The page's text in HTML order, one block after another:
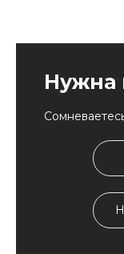
Нужна